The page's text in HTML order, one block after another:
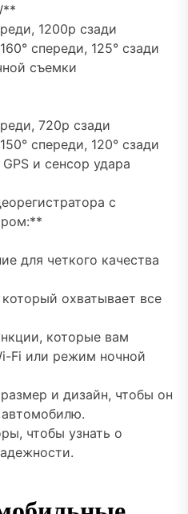
1200p сзади
спереди, 125° сзади
съемки
720p сзади
спереди, 120° сзади
и сенсор удара
с
для четкого качества
охватывает все
которые вам
Fi или режим ночной
и дизайн, чтобы он
чтобы узнать о